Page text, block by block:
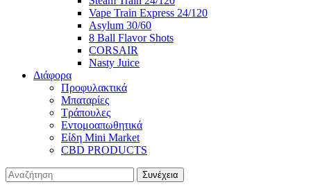
Vape Train Express 24/120
Asylum 30/60
8 Βall Flavor Shots
CORSAIR
Nasty Juice
Διάφορα
Προφυλακτικά
Μπαταρίες
Τράπουλες
Εντομοαπωθητικά
Είδη Mini Market
CBD PRODUCTS